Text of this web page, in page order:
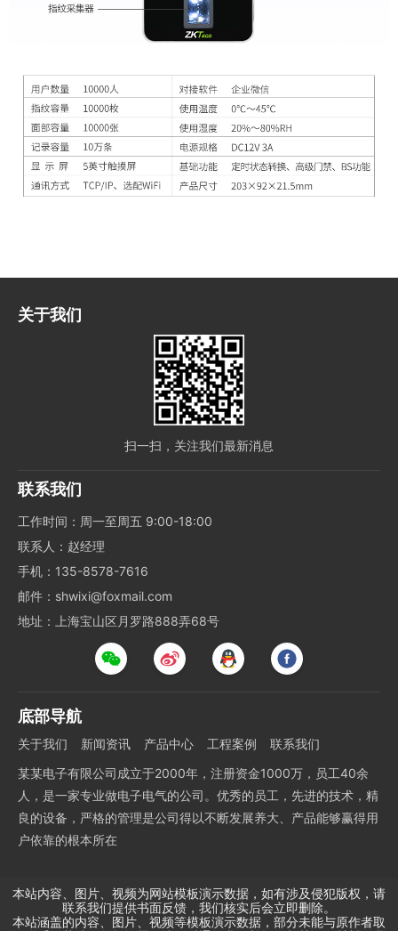
关于我们
扫一扫，关注我们最新消息
联系我们
工作时间：周一至周五 9:00-18:00
联系人：赵经理
手机：135-8578-7616
邮件：shwixi@foxmail.com
地址：上海宝山区月罗路888弄68号
底部导航
关于我们 新闻资讯 产品中心 工程案例
联系我们
某某电子有限公司成立于2000年，注册资金1000万，员工40余
人，是一家专业做电子电气的公司。优秀的员工，先进的技术，精
良的设备，严格的管理是公司得以不断发展养大、产品能够赢得用
户依靠的根本所在
本站内容、图片、视频为网站模板演示数据，如有涉及侵犯版权，请
联系我们提供书面反馈，我们核实后会立即删除。
本站涵盖的内容、图片、视频等模板演示数据，部分未能与原作者取